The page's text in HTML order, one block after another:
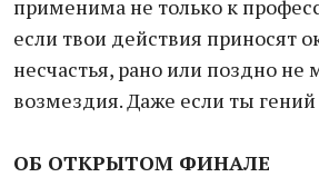
применима не только к
если твои действия приносят
несчастья, рано или поздно не
возмездия. Даже если ты
ОБ ОТКРЫТОМ ФИНАЛЕ